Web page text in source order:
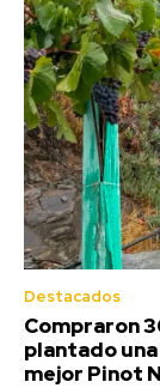
Destacados
Compraron
plantado
mejor Pinot